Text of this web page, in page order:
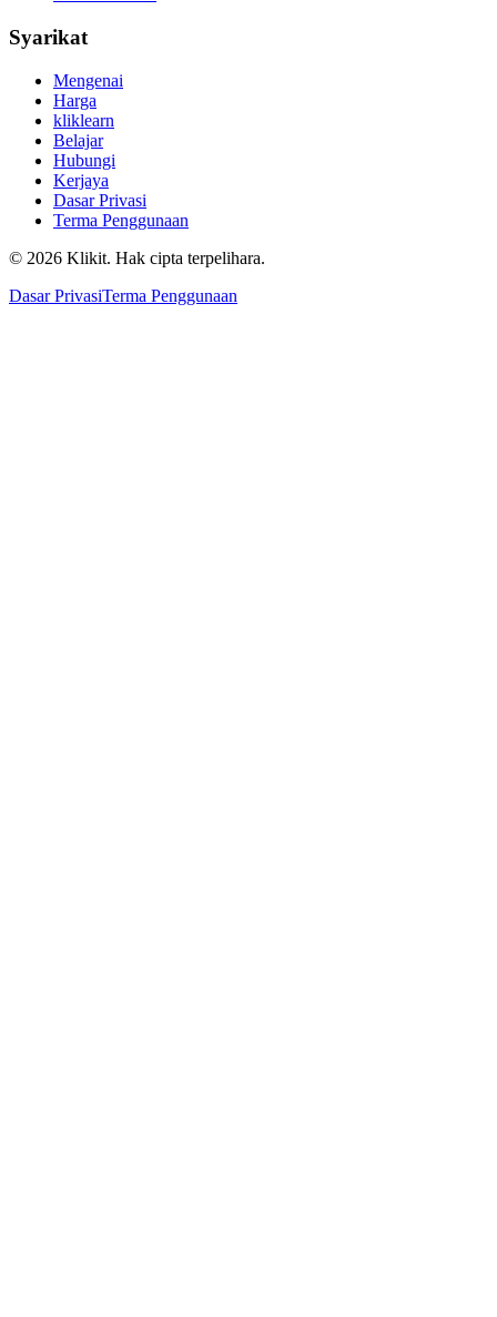
Syarikat
Mengenai
Harga
kliklearn
Belajar
Hubungi
Kerjaya
Dasar Privasi
Terma Penggunaan
© 2026 Klikit. Hak cipta terpelihara.
Dasar PrivasiTerma Penggunaan